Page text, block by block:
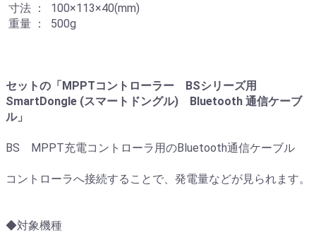
寸法 ： 100×113×40(mm)
重量 ： 500g
セットの「MPPTコントローラー BSシリーズ用
SmartDongle (スマートドングル) Bluetooth 通信ケーブ
ル」
BS MPPT充電コントローラ用のBluetooth通信ケーブル
コントローラへ接続することで、発電量などが見られます。
◆対象機種